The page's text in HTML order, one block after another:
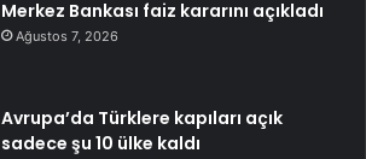
Merkez Bankası faiz kararını açıkladı
Ağustos 7, 2026
Avrupa’da Türklere kapıları açık
sadece şu 10 ülke kaldı